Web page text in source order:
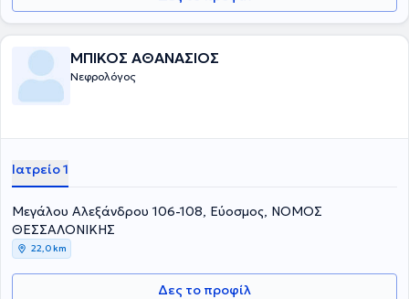
ΜΠΙΚΟΣ ΑΘΑΝΑΣΙΟΣ
Νεφρολόγος
Ιατρείο 1
Μεγάλου Αλεξάνδρου 106-108, Εύοσμος, ΝΟΜΟΣ
ΘΕΣΣΑΛΟΝΙΚΗΣ
22,0 km
Δες το προφίλ